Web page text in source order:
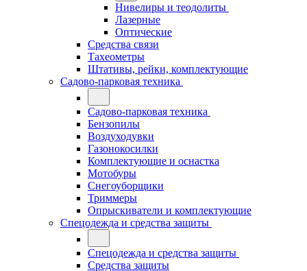
Нивелиры и теодолиты
Лазерные
Оптические
Средства связи
Тахеометры
Штативы, рейки, комплектующие
Садово-парковая техника
Садово-парковая техника
Бензопилы
Воздуходувки
Газонокосилки
Комплектующие и оснастка
Мотобуры
Снегоуборщики
Триммеры
Опрыскиватели и комплектующие
Спецодежда и средства защиты
Спецодежда и средства защиты
Средства защиты